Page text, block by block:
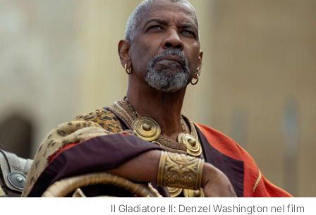
Il Gladiatore II: Denzel Washington nel film